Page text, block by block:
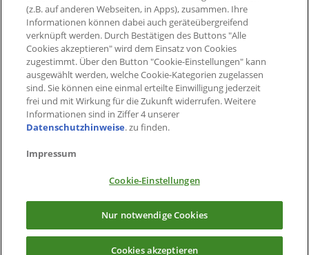
(z.B. auf anderen Webseiten, in Apps), zusammen. Ihre
Informationen können dabei auch geräteübergreifend
verknüpft werden. Durch Bestätigen des Buttons "Alle
Cookies akzeptieren" wird dem Einsatz von Cookies
zugestimmt. Über den Button "Cookie-Einstellungen" kann
ausgewählt werden, welche Cookie-Kategorien zugelassen
sind. Sie können eine einmal erteilte Einwilligung jederzeit
frei und mit Wirkung für die Zukunft widerrufen. Weitere
Informationen sind in Ziffer 4 unserer
Datenschutzhinweise. zu finden.
Impressum
Cookie-Einstellungen
Nur notwendige Cookies
Cookies akzeptieren
×
Alle Vorteile immer dabei